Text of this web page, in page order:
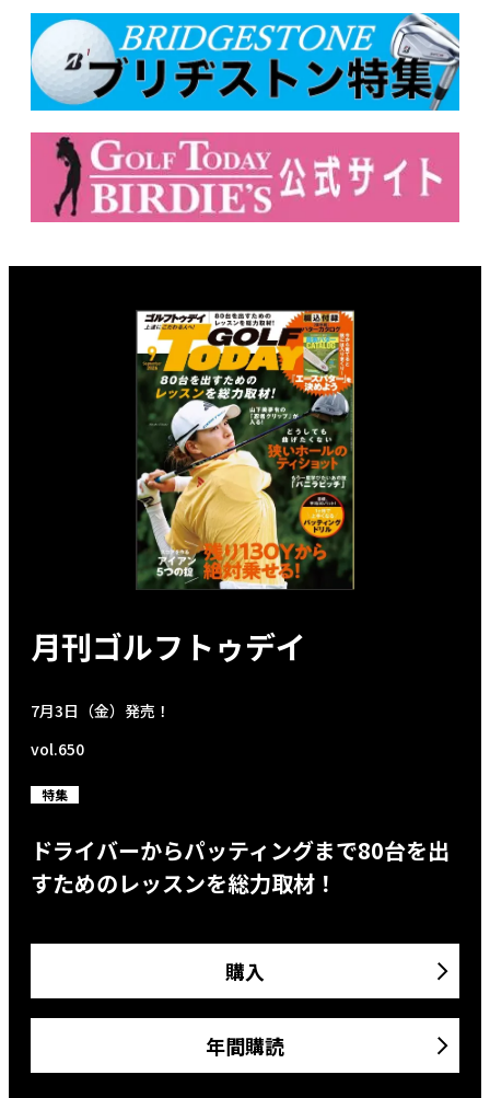
月刊ゴルフトゥデイ
7月3日（金）発売！
vol.650
特集
ドライバーからパッティングまで80台を出
すためのレッスンを総力取材！
購入
年間購読